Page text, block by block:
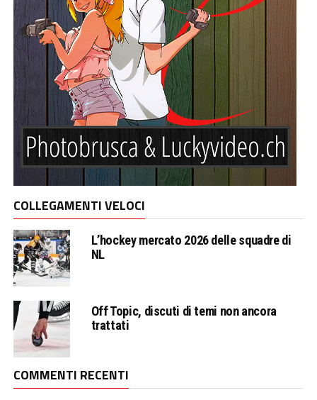
COLLEGAMENTI VELOCI
L’hockey mercato 2026 delle squadre di
NL
Off Topic, discuti di temi non ancora
trattati
COMMENTI RECENTI